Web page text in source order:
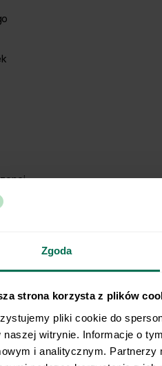
Zgoda
strona korzysta z plików
pliki cookie do
naszej witrynie. Informacje o
i analitycznym. Partnerzy